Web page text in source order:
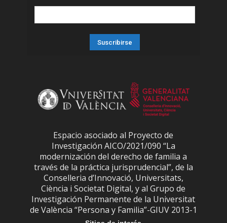
Espacio asociado al Proyecto de
Investigación AICO/2021/090 “La
modernización del derecho de familia a
través de la práctica jurisprudencial”, de la
Conselleria d’Innovació, Universitats,
Ciència i Societat Digital, y al Grupo de
Investigación Permanente de la Universitat
de València “Persona y Familia”-GIUV 2013-1